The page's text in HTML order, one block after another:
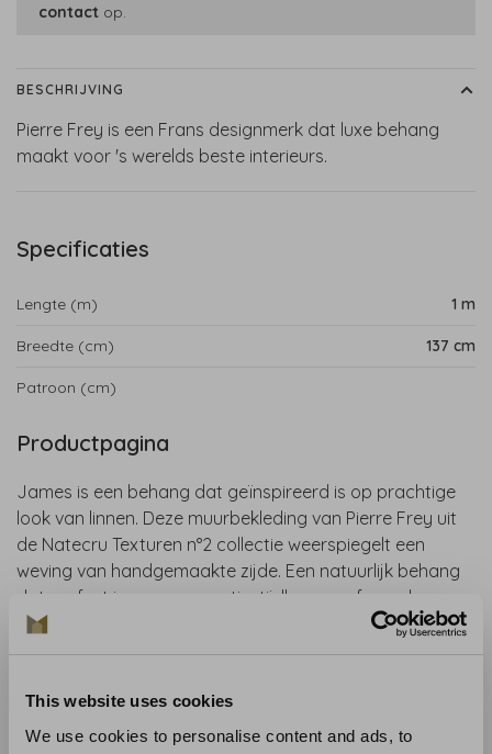
This website uses cookies
We use cookies to personalise content and ads, to
contact op.
BESCHRIJVING
Pierre Frey is een Frans designmerk dat luxe behang
maakt voor 's werelds beste interieurs.
Specificaties
Lengte (m) 1 m
Breedte (cm) 137 cm
Patroon (cm)
Productpagina
James is een behang dat geïnspireerd is op prachtige
look van linnen. Deze muurbekleding van Pierre Frey uit
de Natecru Texturen n°2 collectie weerspiegelt een
weving van handgemaakte zijde. Een natuurlijk behang
dat perfect is voor een rustig, tijdloos en sfeervol
interieur.
behangwinkel of bestel een staal.
LET OP: dit behang wordt verkocht per meter.